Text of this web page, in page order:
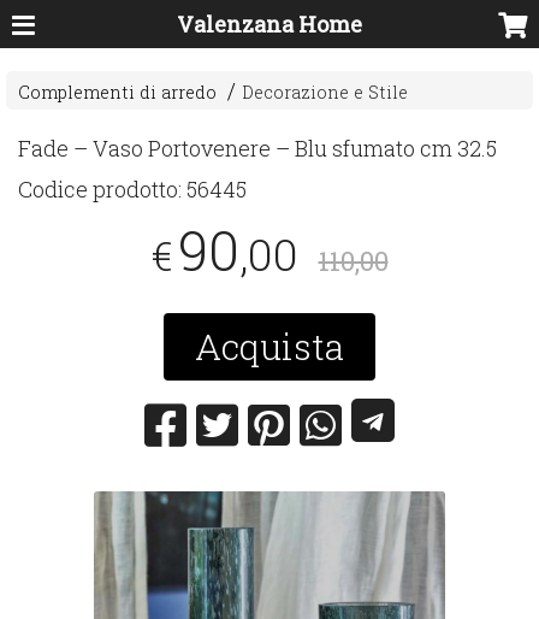
Valenzana Home
Complementi di arredo Decorazione e Stile
Fade – Vaso Portovenere – Blu sfumato cm 32.5
Codice prodotto: 56445
€90,00 110,00
Acquista